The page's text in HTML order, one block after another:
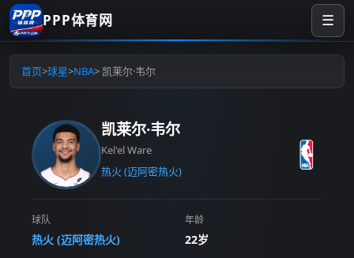
PPP体育网 ☰
首页>球星>NBA> 凯莱尔·韦尔
凯莱尔·韦尔
Kel'el Ware
热火 (迈阿密热火)
球队
热火 (迈阿密热火)
年龄
22岁